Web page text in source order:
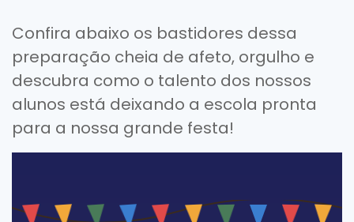
Confira abaixo os bastidores dessa
preparação cheia de afeto, orgulho e
descubra como o talento dos nossos
alunos está deixando a escola pronta
para a nossa grande festa!